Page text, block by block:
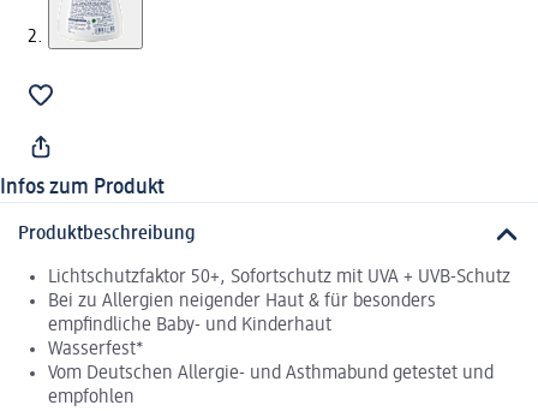
Infos zum Produkt
Produktbeschreibung
Lichtschutzfaktor 50+, Sofortschutz mit UVA + UVB-Schutz
Bei zu Allergien neigender Haut & für besonders
empfindliche Baby- und Kinderhaut
Wasserfest*
Vom Deutschen Allergie- und Asthmabund getestet und
empfohlen